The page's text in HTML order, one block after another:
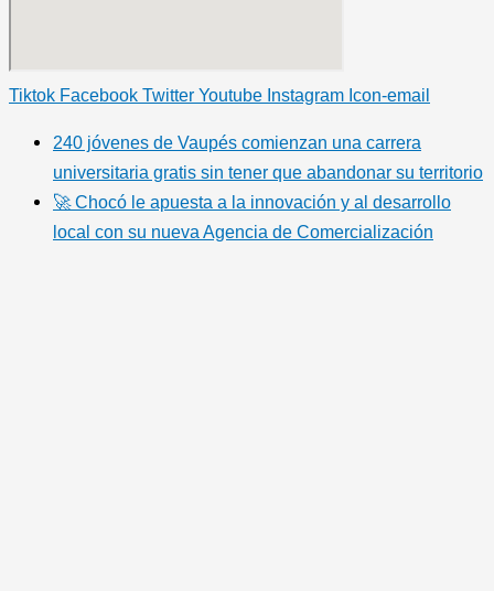
Tiktok Facebook Twitter Youtube Instagram Icon-email
240 jóvenes de Vaupés comienzan una carrera
universitaria gratis sin tener que abandonar su territorio
🚀 Chocó le apuesta a la innovación y al desarrollo
local con su nueva Agencia de Comercialización